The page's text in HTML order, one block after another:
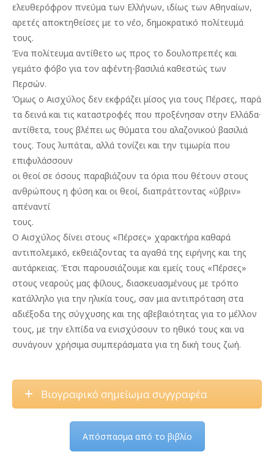
ελευθερόφρον πνεύμα των Ελλήνων, ιδίως των Αθηναίων,
αρετές αποκτηθείσες με το νέο, δημοκρατικό πολίτευμά
τους.
Ένα πολίτευμα αντίθετο ως προς το δουλοπρεπές και
γεμάτο φόβο για τον αφέντη-βασιλιά καθεστώς των
Περσών.
Όμως ο Αισχύλος δεν εκφράζει μίσος για τους Πέρσες, παρά
τα δεινά και τις καταστροφές που προξένησαν στην Ελλάδα·
αντίθετα, τους βλέπει ως θύματα του αλαζονικού βασιλιά
τους. Τους λυπάται, αλλά τονίζει και την τιμωρία που
επιφυλάσσουν
οι θεοί σε όσους παραβιάζουν τα όρια που θέτουν στους
ανθρώπους η φύση και οι θεοί, διαπράττοντας «ύβριν»
απέναντί
τους.
Ο Αισχύλος δίνει στους «Πέρσες» χαρακτήρα καθαρά
αντιπολεμικό, εκθειάζοντας τα αγαθά της ειρήνης και της
αυτάρκειας. Έτσι παρουσιάζουμε και εμείς τους «Πέρσες»
στους νεαρούς μας φίλους, διασκευασμένους με τρόπο
κατάλληλο για την ηλικία τους, σαν μια αντιπρόταση στα
αδιέξοδα της σύγχυσης και της αβεβαιότητας για το μέλλον
τους, με την ελπίδα να ενισχύσουν το ηθικό τους και να
συνάγουν χρήσιμα συμπεράσματα για τη δική τους ζωή.
Βιογραφικό σημείωμα συγγραφέα
Απόσπασμα από το βιβλίο